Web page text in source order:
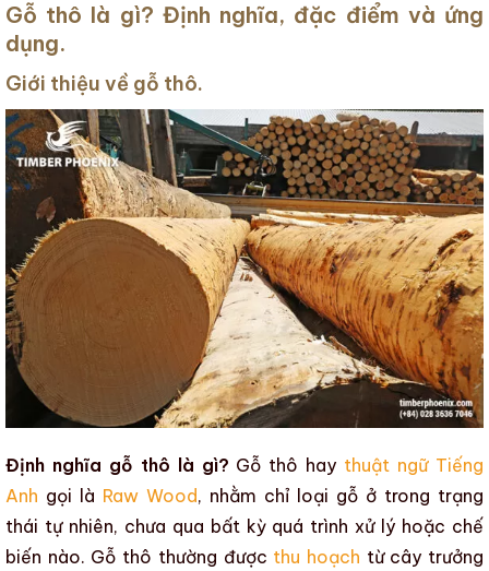
Gỗ thô là gì? Định nghĩa, đặc điểm và ứng
dụng.
Giới thiệu về gỗ thô.
Định nghĩa gỗ thô là gì? Gỗ thô hay thuật ngữ Tiếng
Anh gọi là Raw Wood, nhằm chỉ loại gỗ ở trong trạng
thái tự nhiên, chưa qua bất kỳ quá trình xử lý hoặc chế
biến nào. Gỗ thô thường được thu hoạch từ cây trưởng